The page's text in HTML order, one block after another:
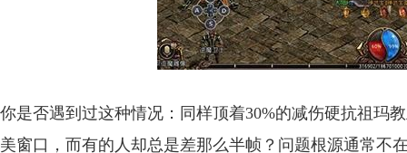
你是否遇到过这种情况：同样顶着30%的减伤硬抗祖玛
美窗口，而有的人却总是差那么半帧？问题根源通常不